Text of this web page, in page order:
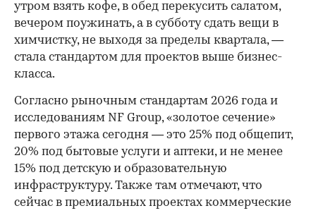
утром взять кофе, в обед перекусить салатом,
вечером поужинать, а в субботу сдать вещи в
химчистку, не выходя за пределы квартала, —
стала стандартом для проектов выше бизнес-
класса.
Согласно рыночным стандартам 2026 года и
исследованиям NF Group, «золотое сечение»
первого этажа сегодня — это 25% под общепит,
20% под бытовые услуги и аптеки, и не менее
15% под детскую и образовательную
инфраструктуру. Также там отмечают, что
сейчас в премиальных проектах коммерческие